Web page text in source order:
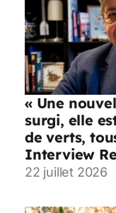
« Une
surgi, elle
de verts,
Interview
22 juillet 2026